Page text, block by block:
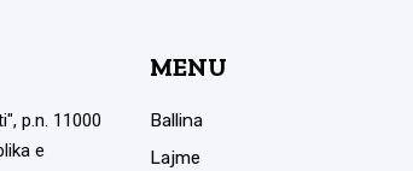
p.n. 11000
e
MENU
Ballina
Lajme